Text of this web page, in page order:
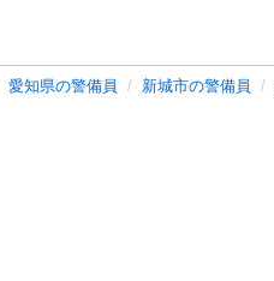
愛知県の警備員 新城市の警備員